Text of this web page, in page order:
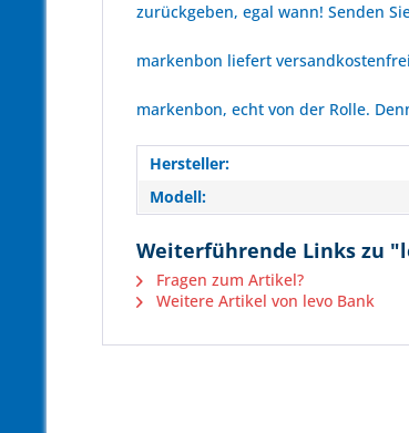
zurückgeben, egal wann! Senden
markenbon liefert
markenbon, echt von der Rolle.
Hersteller:
Modell:
Weiterführende Links zu
Fragen zum Artikel?
Weitere Artikel von levo Bank